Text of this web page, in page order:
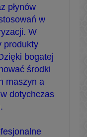
płynów
w
W
produkty
bogatej
środki
maszyn a
dotychczas